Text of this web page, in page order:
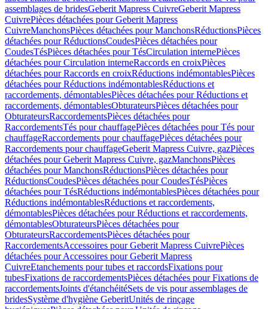
assemblages de bridesGeberit Mapress CuivreGeberit Mapress
CuivrePièces détachées pour Geberit Mapress
CuivreManchonsPièces détachées pour ManchonsRéductionsPièces
détachées pour RéductionsCoudesPièces détachées pour
CoudesTésPièces détachées pour TésCirculation internePièces
détachées pour Circulation interneRaccords en croixPièces
détachées pour Raccords en croixRéductions indémontablesPièces
détachées pour Réductions indémontablesRéductions et
raccordements, démontablesPièces détachées pour Réductions et
raccordements, démontablesObturateursPièces détachées pour
ObturateursRaccordementsPièces détachées pour
RaccordementsTés pour chauffagePièces détachées pour Tés pour
chauffageRaccordements pour chauffagePièces détachées pour
Raccordements pour chauffageGeberit Mapress Cuivre, gazPièces
détachées pour Geberit Mapress Cuivre, gazManchonsPièces
détachées pour ManchonsRéductionsPièces détachées pour
RéductionsCoudesPièces détachées pour CoudesTésPièces
détachées pour TésRéductions indémontablesPièces détachées pour
Réductions indémontablesRéductions et raccordements,
démontablesPièces détachées pour Réductions et raccordements,
démontablesObturateursPièces détachées pour
ObturateursRaccordementsPièces détachées pour
RaccordementsAccessoires pour Geberit Mapress CuivrePièces
détachées pour Accessoires pour Geberit Mapress
CuivreEtanchements pour tubes et raccordsFixations pour
tubesFixations de raccordementsPièces détachées pour Fixations de
raccordementsJoints d'étanchéitéSets de vis pour assemblages de
bridesSystème d'hygiène GeberitUnités de rinçage